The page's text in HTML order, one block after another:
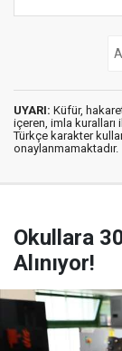
UYARI: Küfür,
içeren, imla kuralları
Türkçe karakter
onaylanmamaktadır.
Okullara
Alınıyor!